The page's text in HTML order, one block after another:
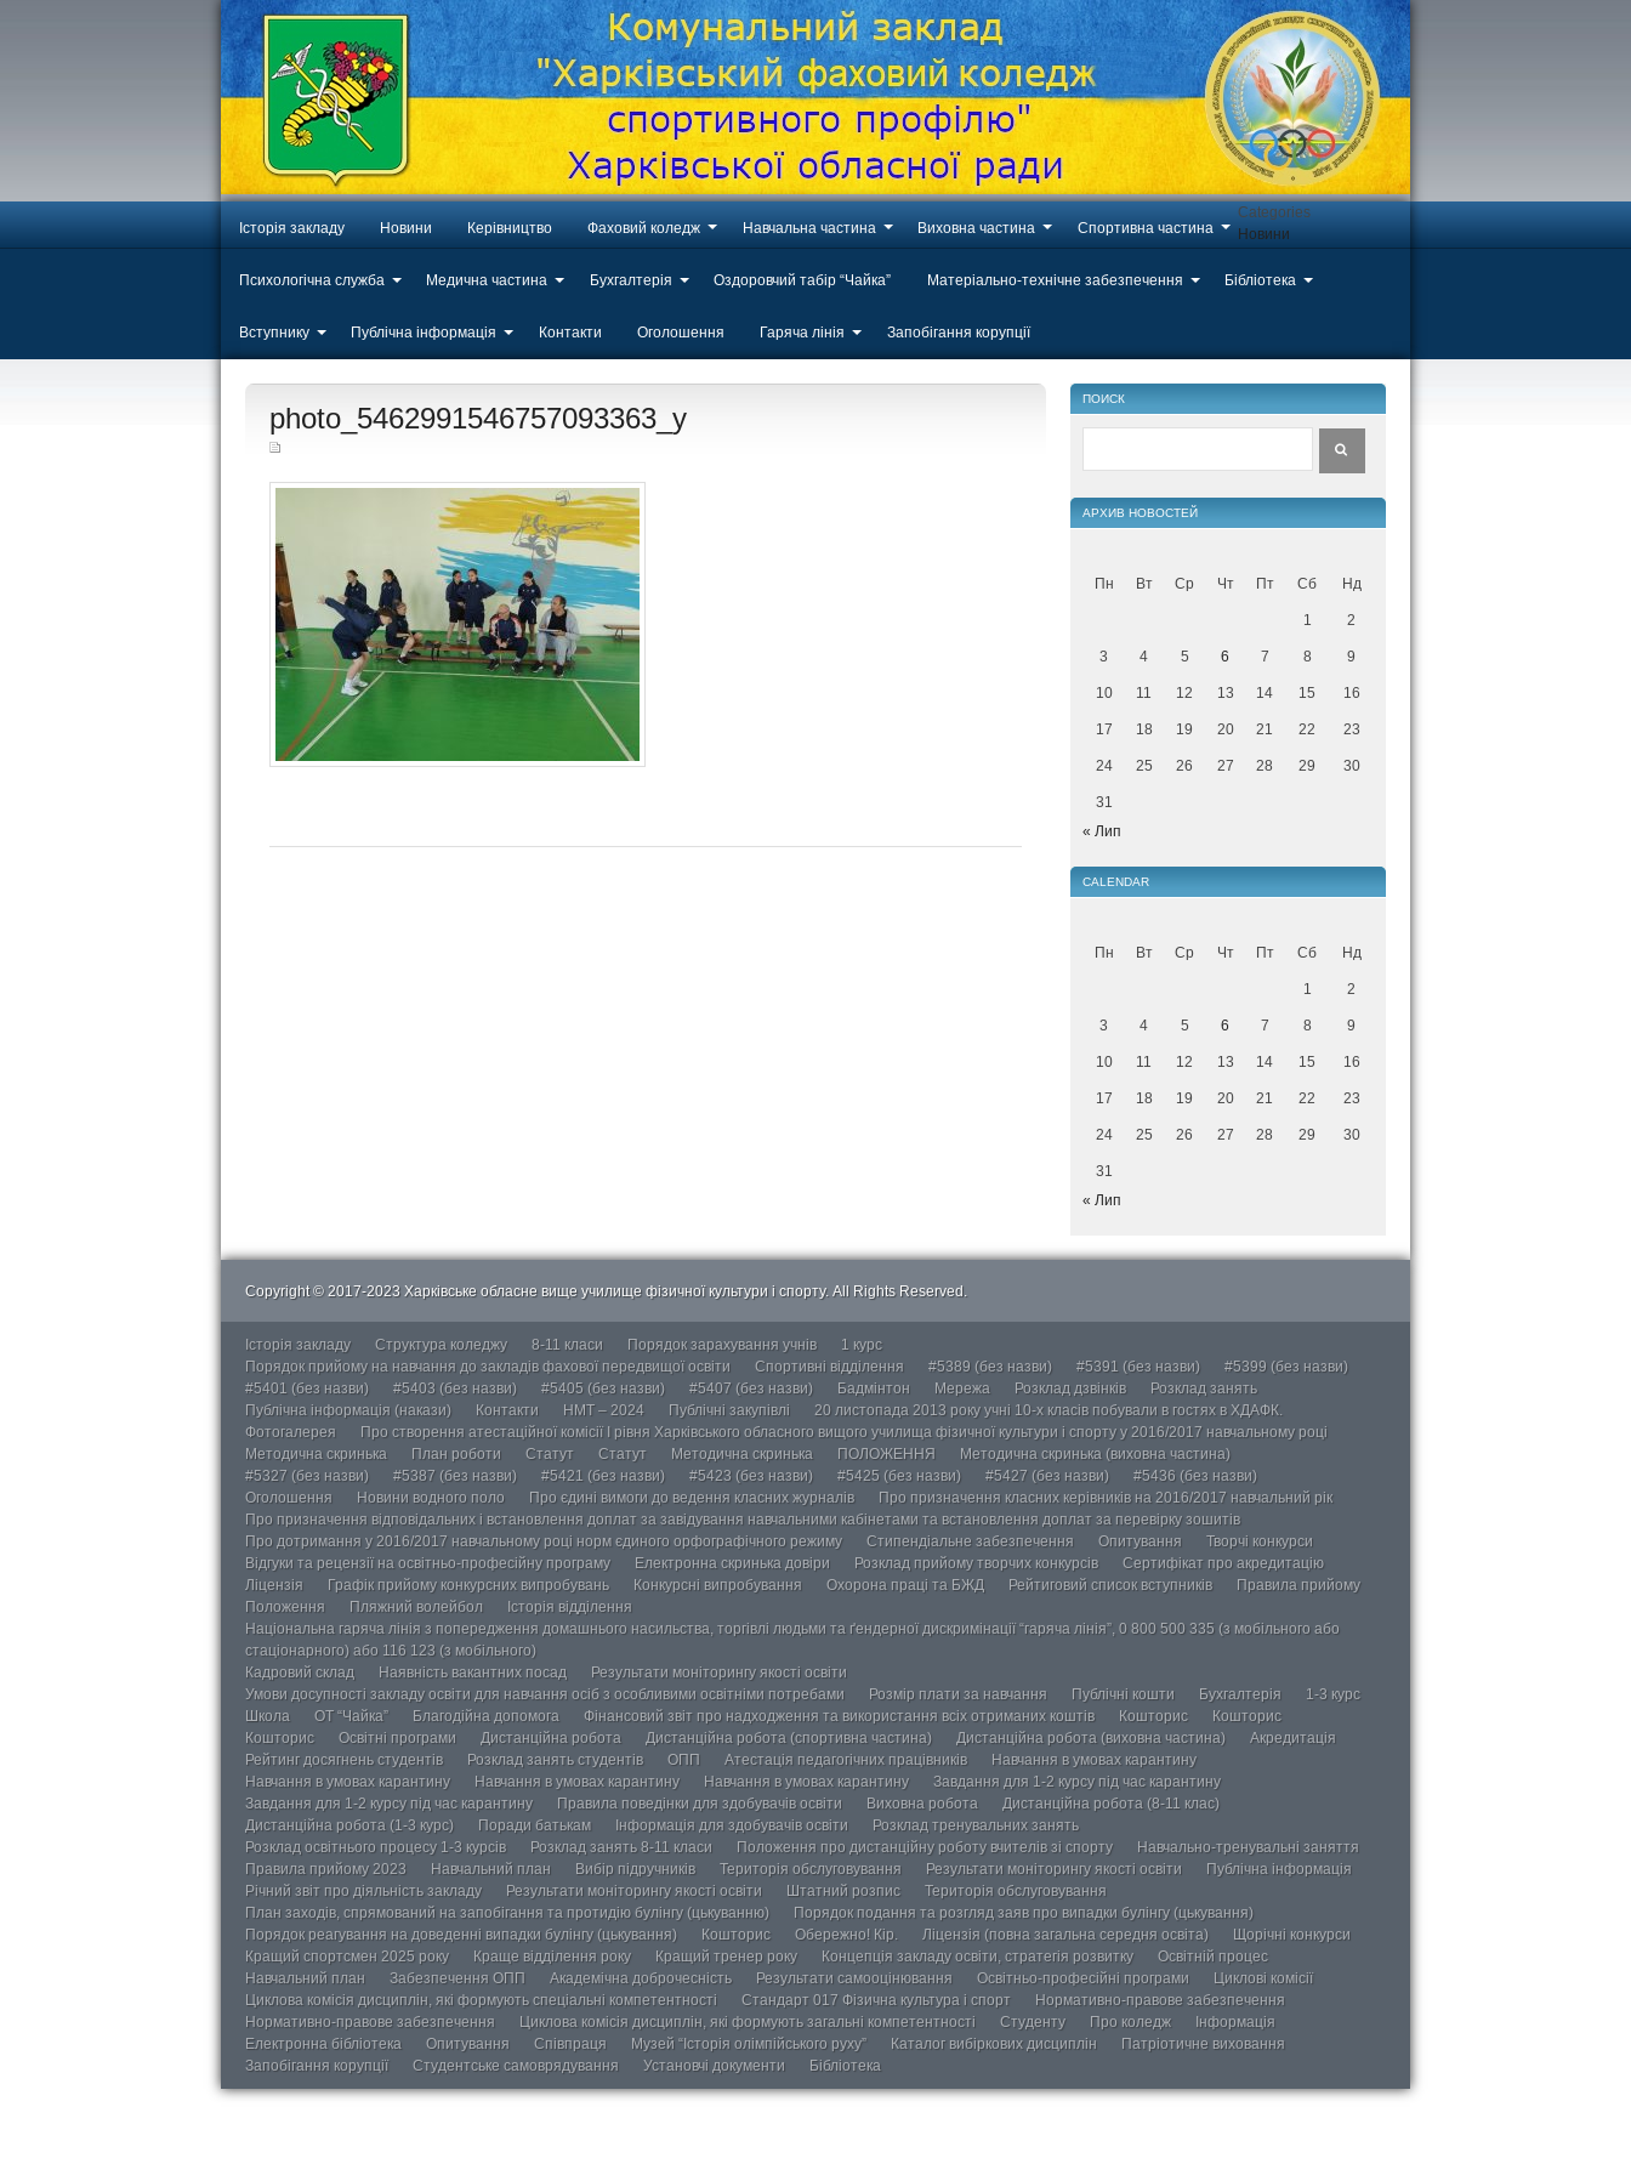
Історія закладу Новини Керівництво Фаховий коледж Навчальна частина Виховна частина Спортивна частина
Психологічна служба Медична частина Бухгалтерія Оздоровчий табір “Чайка” Матеріально-технічне забезпечення Бібліотека
Вступнику Публічна інформація Контакти Оголошення Гаряча лінія Запобігання корупції
Categories
Новини
20
photo_5462991546757093363_y
ПОИСК
АРХИВ НОВОСТЕЙ
Пн Вт Ср Чт Пт Сб Нд
1 2
3 4 5 6 7 8 9
10 11 12 13 14 15 16
17 18 19 20 21 22 23
24 25 26 27 28 29 30
31
« Лип
CALENDAR
Пн Вт Ср Чт Пт Сб Нд
1 2
3 4 5 6 7 8 9
10 11 12 13 14 15 16
17 18 19 20 21 22 23
24 25 26 27 28 29 30
31
« Лип
Copyright © 2017-2023 Харківське обласне вище училище фізичної культури і спорту. All Rights Reserved.
Історія закладу Структура коледжу 8-11 класи Порядок зарахування учнів
1 курс
Порядок прийому на навчання до закладів фахової передвищої освіти
Спортивні відділення #5389 (без назви) #5391 (без назви)
#5399 (без назви)
#5401 (без назви)
#5403 (без назви) #5405 (без назви) #5407 (без назви) Бадмінтон Мережа Розклад дзвінків
Розклад занять
Публічна інформація (накази)
Контакти НМТ – 2024 Публічні закупівлі
20 листопада 2013 року учні 10-х класів побували в гостях в ХДАФК.
Фотогалерея
Про створення атестаційної комісії І рівня Харківського обласного вищого училища фізичної культури і спорту у 2016/2017 навчальному році
Методична скринька
План роботи Статут Статут Методична скринька ПОЛОЖЕННЯ
Методична скринька (виховна частина)
#5327 (без назви)
#5387 (без назви) #5421 (без назви) #5423 (без назви) #5425 (без назви) #5427 (без назви)
#5436 (без назви)
Оголошення
Новини водного поло Про єдині вимоги до ведення класних журналів
Про призначення класних керівників на 2016/2017 навчальний рік
Про призначення відповідальних і встановлення доплат за завідування навчальними кабінетами та встановлення доплат за перевірку зошитів
Про дотримання у 2016/2017 навчальному році норм єдиного орфографічного режиму
Стипендіальне забезпечення Опитування
Творчі конкурси
Відгуки та рецензії на освітньо-професійну програму
Електронна скринька довіри Розклад прийому творчих конкурсів
Сертифікат про акредитацію
Ліцензія
Графік прийому конкурсних випробувань Конкурсні випробування Охорона праці та БЖД Рейтиговий список вступників
Правила прийому
Положення
Пляжний волейбол
Історія відділення
Національна гаряча лінія з попередження домашнього насильства, торгівлі людьми та ґендерної дискримінації “гаряча лінія”, 0 800 500 335 (з мобільного або
стаціонарного) або 116 123 (з мобільного)
Кадровий склад
Наявність вакантних посад
Результати моніторингу якості освіти
Умови досупності закладу освіти для навчання осіб з особливими освітніми потребами
Розмір плати за навчання Публічні кошти Бухгалтерія
1-3 курс
Школа
ОТ “Чайка” Благодійна допомога Фінансовий звіт про надходження та використання всіх отриманих коштів Кошторис
Кошторис
Кошторис
Освітні програми Дистанційна робота Дистанційна робота (спортивна частина) Дистанційна робота (виховна частина)
Акредитація
Рейтинг досягнень студентів
Розклад занять студентів ОПП Атестація педагогічних працівників
Навчання в умовах карантину
Навчання в умовах карантину
Навчання в умовах карантину Навчання в умовах карантину
Завдання для 1-2 курсу під час карантину
Завдання для 1-2 курсу під час карантину
Правила поведінки для здобувачів освіти Виховна робота
Дистанційна робота (8-11 клас)
Дистанційна робота (1-3 курс)
Поради батькам Інформація для здобувачів освіти
Розклад тренувальних занять
Розклад освітнього процесу 1-3 курсів
Розклад занять 8-11 класи Положення про дистанційну роботу вчителів зі спорту
Навчально-тренувальні заняття
Правила прийому 2023
Навчальний план Вибір підручників Територія обслуговування Результати моніторингу якості освіти
Публічна інформація
Річний звіт про діяльність закладу
Результати моніторингу якості освіти Штатний розпис
Територія обслуговування
План заходів, спрямований на запобігання та протидію булінгу (цькуванню)
Порядок подання та розгляд заяв про випадки булінгу (цькування)
Порядок реагування на доведенні випадки булінгу (цькування)
Кошторис Обережно! Кір. Ліцензія (повна загальна середня освіта)
Щорічні конкурси
Кращий спортсмен 2025 року
Краще відділення року Кращий тренер року Концепція закладу освіти, стратегія розвитку
Освітній процес
Навчальний план
Забезпечення ОПП Академічна доброчесність Результати самооцінювання Освітньо-професійні програми
Циклові комісії
Циклова комісія дисциплін, які формують спеціальні компетентності
Стандарт 017 Фізична культура і спорт
Нормативно-правове забезпечення
Нормативно-правове забезпечення
Циклова комісія дисциплін, які формують загальні компетентності Студенту Про коледж
Інформація
Електронна бібліотека
Опитування Співпраця Музей “Історія олімпійського руху” Каталог вибіркових дисциплін
Патріотичне виховання
Запобігання корупції
Студентське самоврядування Установчі документи Бібліотека